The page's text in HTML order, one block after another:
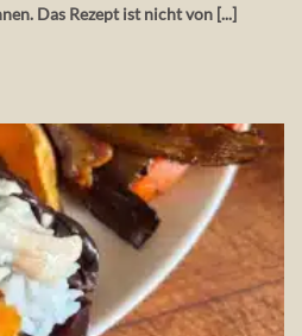
Das Rezept ist nicht von [...]